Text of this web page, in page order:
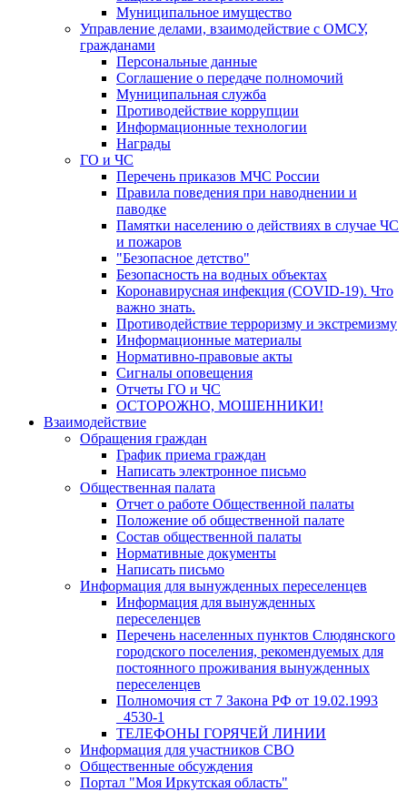
Муниципальное имущество
Управление делами, взаимодействие с ОМСУ,
гражданами
Персональные данные
Соглашение о передаче полномочий
Муниципальная служба
Противодействие коррупции
Информационные технологии
Награды
ГО и ЧС
Перечень приказов МЧС России
Правила поведения при наводнении и
паводке
Памятки населению о действиях в случае ЧС
и пожаров
"Безопасное детство"
Безопасность на водных объектах
Коронавирусная инфекция (COVID-19). Что
важно знать.
Противодействие терроризму и экстремизму
Информационные материалы
Нормативно-правовые акты
Сигналы оповещения
Отчеты ГО и ЧС
ОСТОРОЖНО, МОШЕННИКИ!
Взаимодействие
Обращения граждан
График приема граждан
Написать электронное письмо
Общественная палата
Отчет о работе Общественной палаты
Положение об общественной палате
Состав общественной палаты
Нормативные документы
Написать письмо
Информация для вынужденных переселенцев
Информация для вынужденных
переселенцев
Перечень населенных пунктов Слюдянского
городского поселения, рекомендуемых для
постоянного проживания вынужденных
переселенцев
Полномочия ст 7 Закона РФ от 19.02.1993
_4530-1
ТЕЛЕФОНЫ ГОРЯЧЕЙ ЛИНИИ
Информация для участников СВО
Общественные обсуждения
Портал "Моя Иркутская область"